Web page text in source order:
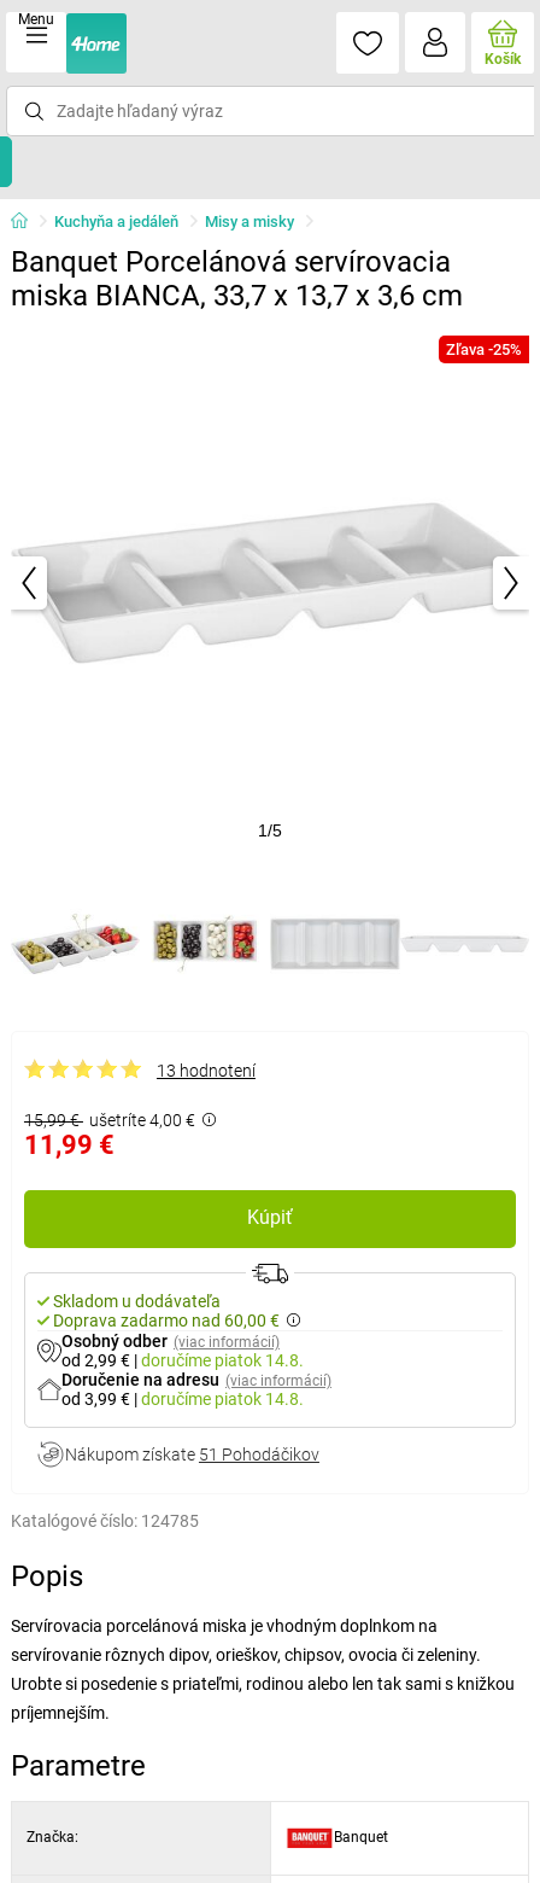
Menu
Košík
Kuchyňa a jedáleň Misy a misky
Banquet Porcelánová servírovacia
miska BIANCA, 33,7 x 13,7 x 3,6 cm
Zľava -25%
1/5
13 hodnotení
15,99 € ušetríte 4,00 €
11,99 €
Kúpiť
Skladom u dodávateľa
Doprava zadarmo nad 60,00 €
Osobný odber (viac informácií)
od 2,99 € |doručíme piatok 14.8.
Doručenie na adresu (viac informácií)
od 3,99 € |doručíme piatok 14.8.
Nákupom získate 51 Pohodáčikov
Katalógové číslo: 124785
Popis
Servírovacia porcelánová miska je vhodným doplnkom na
servírovanie rôznych dipov, orieškov, chipsov, ovocia či zeleniny.
Urobte si posedenie s priateľmi, rodinou alebo len tak sami s knižkou
príjemnejším.
Parametre
Značka: Banquet